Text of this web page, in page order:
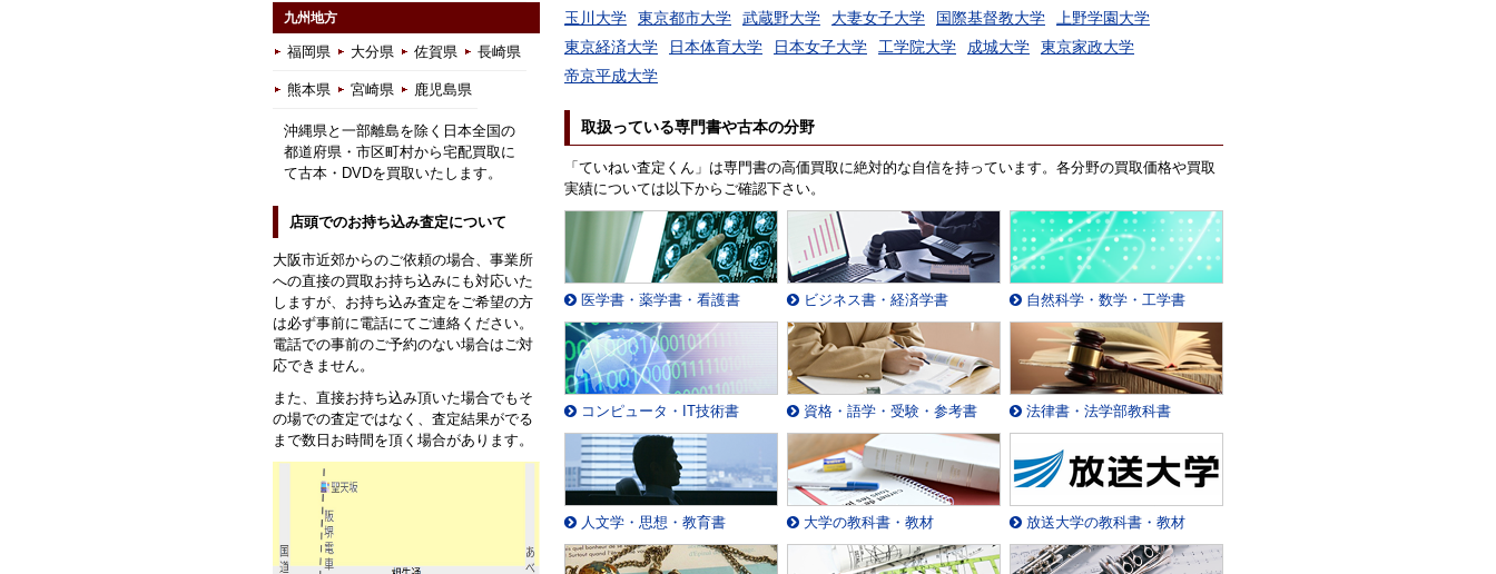
玉川大学
東京都市大学 武蔵野大学 大妻女子大学 国際基督教大学
上野学園大学
東京経済大学
日本体育大学 日本女子大学 工学院大学 成城大学
東京家政大学
帝京平成大学
取扱っている専門書や古本の分野
「ていねい査定くん」は専門書の高価買取に絶対的な自信を持っています。各分野の買取価格や買取
実績については以下からご確認下さい。
医学書・薬学書・看護書 ビジネス書・経済学書 自然科学・数学・工学書
コンピュータ・IT技術書 資格・語学・受験・参考書 法律書・法学部教科書
人文学・思想・教育書 大学の教科書・教材 放送大学の教科書・教材
九州地方
福岡県 大分県 佐賀県 長崎県
熊本県 宮崎県 鹿児島県
沖縄県と一部離島を除く日本全国の
都道府県・市区町村から宅配買取に
て古本・DVDを買取いたします。
店頭でのお持ち込み査定について
大阪市近郊からのご依頼の場合、事業所
への直接の買取お持ち込みにも対応いた
しますが、お持ち込み査定をご希望の方
は必ず事前に電話にてご連絡ください。
電話での事前のご予約のない場合はご対
応できません。
また、直接お持ち込み頂いた場合でもそ
の場での査定ではなく、査定結果がでる
まで数日お時間を頂く場合があります。